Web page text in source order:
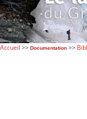
Accueil >> Documentation >>